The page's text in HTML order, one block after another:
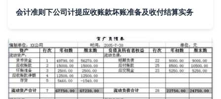
会计准则下公司计提应收账款坏账准备及收付结算实务